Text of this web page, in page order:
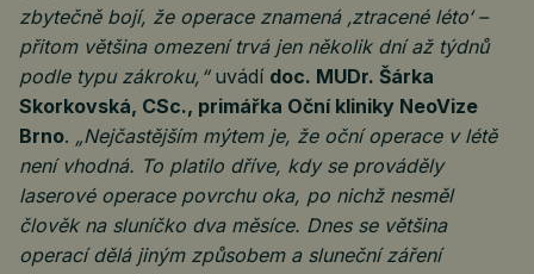
zbytečně bojí, že operace znamená ‚ztracené léto‘ –
přitom většina omezení trvá jen několik dní až týdnů
podle typu zákroku,“ uvádí doc. MUDr. Šárka
Skorkovská, CSc., primářka Oční kliniky NeoVize
Brno. „Nejčastějším mýtem je, že oční operace v létě
není vhodná. To platilo dříve, kdy se prováděly
laserové operace povrchu oka, po nichž nesměl
člověk na sluníčko dva měsíce. Dnes se většina
operací dělá jiným způsobem a sluneční záření